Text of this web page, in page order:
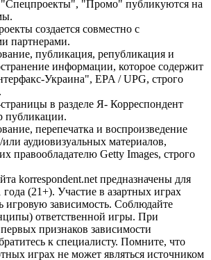
"Спецпроекты", "Промо" публикуются на
создается совместно с
партнерами.
публикация, републикация и
информации, которое содержит
Украина", EPA / UPG, строго
в разделе Я- Корреспондент
публикации.
перепечатка и воспроизведение
аудиовизуальных материалов,
правообладателю Getty Images, строго
korrespondent.net предназначены для
(21+). Участие в азартных играх
игровую зависимость. Соблюдайте
ответственной игры. При
признаков зависимости
к специалисту. Помните, что
играх не может являться источником